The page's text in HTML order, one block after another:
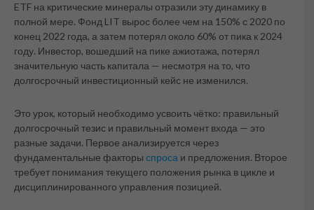
ETF на критические минералы отразили эту динамику в
полной мере. Фонд LIT вырос более чем на 150% с 2020 по
конец 2022 года, а затем потерял около 60% от пика к 2024
году. Инвестор, вошедший на пике ажиотажа, потерял
значительную часть капитала — несмотря на то, что
долгосрочный инвестиционный кейс не изменился.
Это урок, который необходимо усвоить чётко: правильный
долгосрочный тезис и правильный момент входа — это
разные задачи. Первое анализируется через
фундаментальные факторы спроса и предложения. Второе
требует понимания текущего положения рынка в цикле и
дисциплинированного управления позицией.